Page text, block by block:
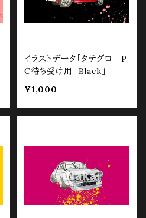
イラストデータ「タテグロ P
C待ち受け用 Black」
¥1,000